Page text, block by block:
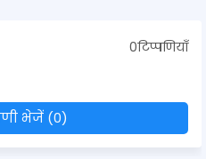
0टिप्पणियाँ
भेजें (0)